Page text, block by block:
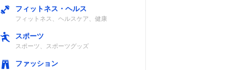
フィットネス・ヘルス
フィットネス、ヘルスケア、健康
スポーツ
スポーツ、スポーツグッズ
ファッション